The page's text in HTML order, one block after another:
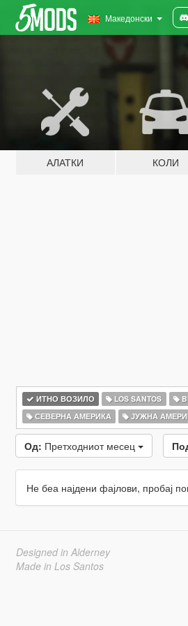
Македонски
АЛАТКИ КОЛИ
ИТНО ВОЗИЛО LOS SANTOS
СЕВЕРНА АМЕРИКА
ЈУЖНА
Од: Претходниот месец
Не беа најдени фајлови, пробај
Designed in Alderney
Made in Los Santos